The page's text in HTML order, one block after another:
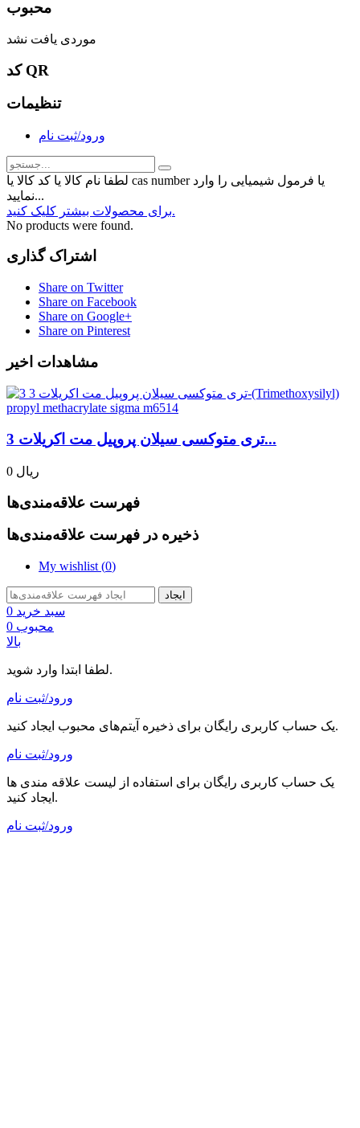
محبوب
موردی یافت نشد
کد QR
تنظیمات
ورود/ثبت نام
لطفا نام کالا یا کد کالا یا cas number یا فرمول شیمیایی را وارد
نمایید...
برای محصولات بیشتر کلیک کنید.
No products were found.
اشتراک گذاری
Share on Twitter
Share on Facebook
Share on Google+
Share on Pinterest
مشاهدات اخیر
3 تری متوکسی سیلان پروپیل مت اکریلات...
0 ریال
فهرست علاقه‌مندی‌ها
ذخیره در فهرست علاقه‌مندی‌ها
My wishlist (0)
ایجاد
سبد خرید 0
محبوب 0
بالا
لطفا ابتدا وارد شوید.
ورود/ثبت نام
یک حساب کاربری رایگان برای ذخیره آیتم‌های محبوب ایجاد کنید.
ورود/ثبت نام
یک حساب کاربری رایگان برای استفاده از لیست علاقه مندی ها
ایجاد کنید.
ورود/ثبت نام